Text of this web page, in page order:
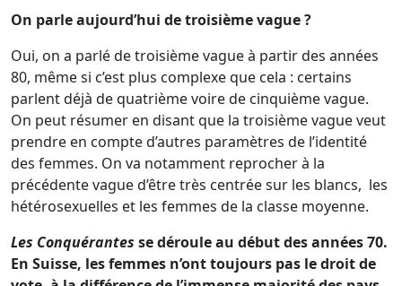
On parle aujourd’hui de troisième vague ?
Oui, on a parlé de troisième vague à partir des années
80, même si c’est plus complexe que cela : certains
parlent déjà de quatrième voire de cinquième vague.
On peut résumer en disant que la troisième vague veut
prendre en compte d’autres paramètres de l’identité
des femmes. On va notamment reprocher à la
précédente vague d’être très centrée sur les blancs, les
hétérosexuelles et les femmes de la classe moyenne.
Les Conquérantes se déroule au début des années 70.
En Suisse, les femmes n’ont toujours pas le droit de